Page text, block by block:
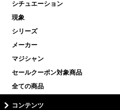
シチュエーション
現象
シリーズ
メーカー
マジシャン
セールクーポン対象商品
全ての商品
コンテンツ